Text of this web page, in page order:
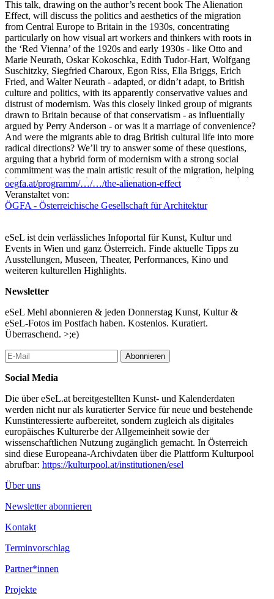
This talk, drawing on the author’s recent book The Alienation
Effect, will discuss the politics and aesthetics of the migration
from Central Europe to Britain in the 1930s, concentrating
particularly on how visual art workers and thinkers with roots in
the ‘Red Vienna’ of the 1920s and early 1930s - like Otto and
Marie Neurath, Oskar Kokoschka, Edith Tudor-Hart, Wolfgang
Suschitzky, Siegfried Charoux, Egon Riss, Ella Briggs, Erich
Fried, and Walter Neurath - adapted, or didn’t adapt, to British
culture and politics, with its apparently conservative values and
distrust of modernism. Was this closely linked group of migrants
drawn to Britain because of that conservatism - as influentially
argued by Perry Anderson - or was it a marriage of convenience?
And were the migrants able to drag British cultural life into more
radical directions? We’ll try to answer some of these questions,
arguing that a hybrid form of modernism with a strong social
commitment was the main artistic result of the migration, helping
bolster a political settlement which was significantly dismantled
from within under the significant influence of other Austrian
migrants committed to an anti-Hegelian, Anglophile cultural
With: Owen Hatherley, writer and journalist based in London
who writes primarily on architecture, politics and culture;
owenhatherley.co.uk
Moderation: Michael Klein / ÖGFA
oegfa.at/programm/…/…/the-alienation-effect
Veranstaltet von:
ÖGFA - Österreichische Gesellschaft für Architektur
eSeL ist dein verlässliches Infoportal für Kunst, Kultur und
Events in Wien und ganz Österreich. Finde aktuelle Tipps zu
Ausstellungen, Museen, Theater, Performances, Kino und
weiteren kulturellen Highlights.
Newsletter
eSeL Mehl abonnieren & jeden Donnerstag Kunst, Kultur &
eSeL-Fotos im Postfach haben. Kostenlos. Kuratiert.
Überraschend. >;e)
Abonnieren
Social Media
Die über eSeL.at bereitgestellten Kunst- und Kalenderdaten
werden nicht nur als kuratierter Service für neue und bestehende
Kunstinteressierte aufbereitet, sondern zugleich als digitales
europäisches Kulturerbe der Allgemeinheit sowie der
wissenschaftlichen Nutzung zugänglich gemacht. In Österreich
sind diese Europeana-Archivdaten über die Plattform Kulturpool
abrufbar: https://kulturpool.at/institutionen/esel
Über uns
Newsletter abonnieren
Kontakt
Terminvorschlag
Partner*innen
Projekte